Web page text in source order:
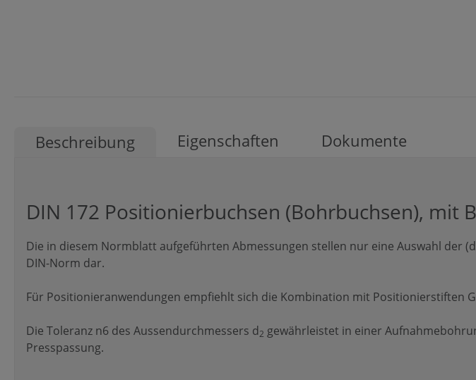
Beschreibung Eigenschaften Dokumente
DIN 172 Positionierbuchsen (Bohrbuchsen), mit
Die in diesem Normblatt aufgeführten Abmessungen stellen nur eine Auswahl der
DIN-Norm dar.
Für Positionieranwendungen empfiehlt sich die Kombination mit Positionierstiften
Die Toleranz n6 des Aussendurchmessers d2 gewährleistet in einer
Presspassung.